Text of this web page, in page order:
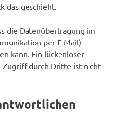
das geschieht.
die Datenübertragung im
per E-Mail)
kann. Ein lückenloser
Zugriff durch Dritte ist nicht